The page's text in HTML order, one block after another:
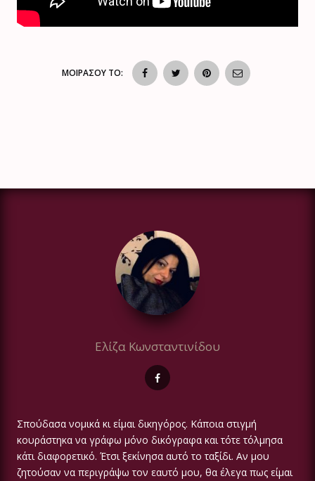
ΜΟΙΡΑΣΟΥ ΤΟ:
Ελίζα Κωνσταντινίδου
Σπούδασα νομικά κι είμαι δικηγόρος. Κάποια στιγμή
κουράστηκα να γράφω μόνο δικόγραφα και τότε τόλμησα
κάτι διαφορετικό. Έτσι ξεκίνησα αυτό το ταξίδι. Αν μου
ζητούσαν να περιγράψω τον εαυτό μου, θα έλεγα πως είμαι